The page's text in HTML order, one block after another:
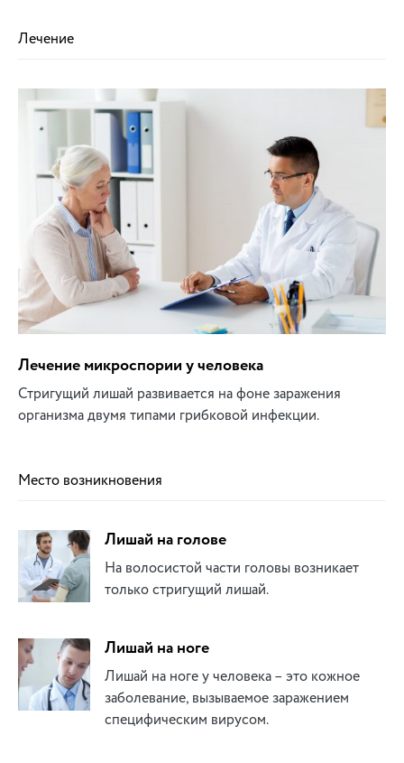
Лечение
Лечение микроспории у человека
Стригущий лишай развивается на фоне заражения
организма двумя типами грибковой инфекции.
Место возникновения
Лишай на голове
На волосистой части головы возникает
только стригущий лишай.
Лишай на ноге
Лишай на ноге у человека – это кожное
заболевание, вызываемое заражением
специфическим вирусом.